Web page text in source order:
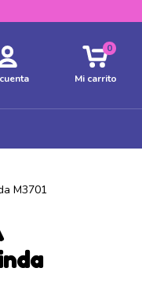
Mi carrito
0
M3701